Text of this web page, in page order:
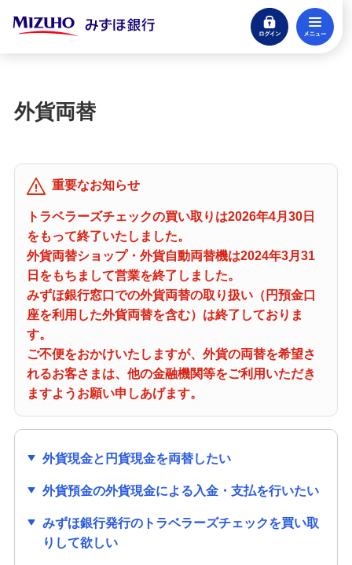
ログイン
閉じる
口座開設
支払う・つかう
ローン
住宅ローン・カードローン
貯める・増やす
預金・NISA・資産運用
備える
相続・保険
学ぶ・考える
生涯学習
困ったときは・よくあるご質問
みずほ銀行について
外貨両替
重要なお知らせ
トラベラーズチェックの買い取りは2026年4月30日
をもって終了いたしました。
外貨両替ショップ・外貨自動両替機は2024年3月31
日をもちまして営業を終了しました。
みずほ銀行窓口での外貨両替の取り扱い（円預金口
座を利用した外貨両替を含む）は終了しておりま
す。
ご不便をおかけいたしますが、外貨の両替を希望さ
れるお客さまは、他の金融機関等をご利用いただき
ますようお願い申しあげます。
外貨現金と円貨現金を両替したい
外貨預金の外貨現金による入金・支払を行いたい
みずほ銀行発行のトラベラーズチェックを買い取
りして欲しい